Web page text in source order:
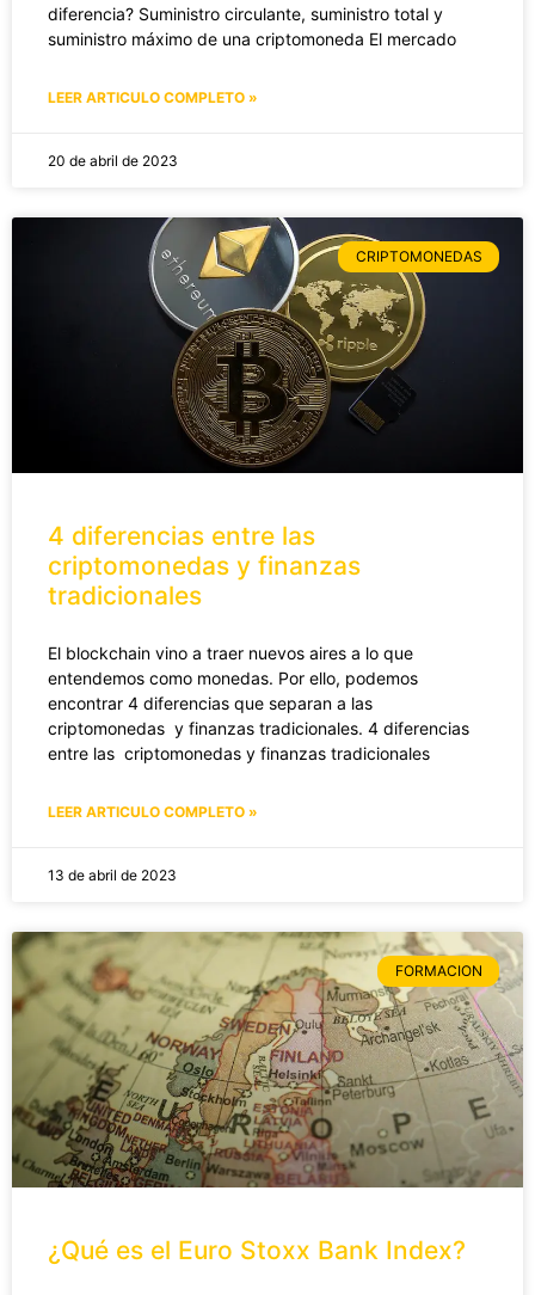
diferencia? Suministro circulante, suministro total y
suministro máximo de una criptomoneda El mercado
LEER ARTICULO COMPLETO »
20 de abril de 2023
CRIPTOMONEDAS
4 diferencias entre las
criptomonedas y finanzas
tradicionales
El blockchain vino a traer nuevos aires a lo que
entendemos como monedas. Por ello, podemos
encontrar 4 diferencias que separan a las
criptomonedas y finanzas tradicionales. 4 diferencias
entre las criptomonedas y finanzas tradicionales
LEER ARTICULO COMPLETO »
13 de abril de 2023
FORMACION
¿Qué es el Euro Stoxx Bank Index?